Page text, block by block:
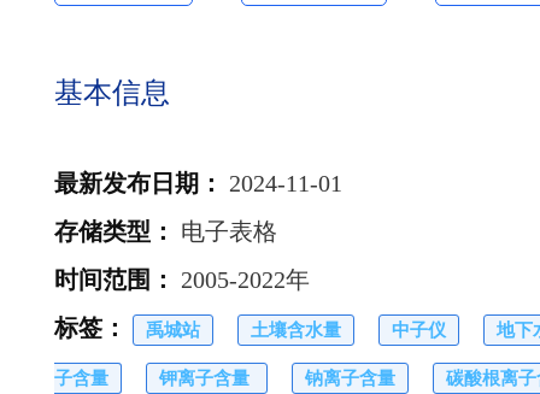
基本信息
最新发布日期 ：
2024-11-01
存储类型 ：
电子表格
时间范围 ：
2005-2022年
标签 ： 禹城站 土壤含水量 中子仪 地下
子含量 钾离子含量 钠离子含量 碳酸根离子